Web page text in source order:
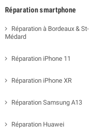
Réparation smartphone
Réparation à Bordeaux & St-
Médard
Réparation iPhone 11
Réparation iPhone XR
Réparation Samsung A13
Réparation Huawei